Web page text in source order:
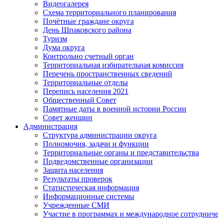
Видеогалерея
Схема территориального планирования
Почётные граждане округа
День Шпаковского района
Туризм
Дума округа
Контрольно счетный орган
Территориальная избирательная комиссия
Перечень пространственных сведений
Территориальные отделы
Перепись населения 2021
Общественный Совет
Памятные даты в военной истории России
Совет женщин
Администрация
Структура администрации округа
Полномочия, задачи и функции
Территориальные органы и представительства
Подведомственные организации
Защита населения
Результаты проверок
Статистическая информация
Информационные системы
Учрежденные СМИ
Участие в программах и международное